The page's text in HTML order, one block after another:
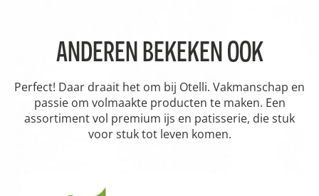
ANDEREN BEKEKEN OOK
Perfect! Daar draait het om bij Otelli. Vakmanschap en
passie om volmaakte producten te maken. Een
assortiment vol premium ijs en patisserie, die stuk
voor stuk tot leven komen.